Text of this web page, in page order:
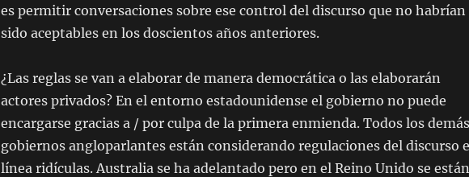
es permitir conversaciones sobre ese control del discurso que no habrían
sido aceptables en los doscientos años anteriores.
¿Las reglas se van a elaborar de manera democrática o las elaborarán
actores privados? En el entorno estadounidense el gobierno no puede
encargarse gracias a / por culpa de la primera enmienda. Todos los demás
gobiernos angloparlantes están considerando regulaciones del discurso
línea ridículas. Australia se ha adelantado pero en el Reino Unido se están